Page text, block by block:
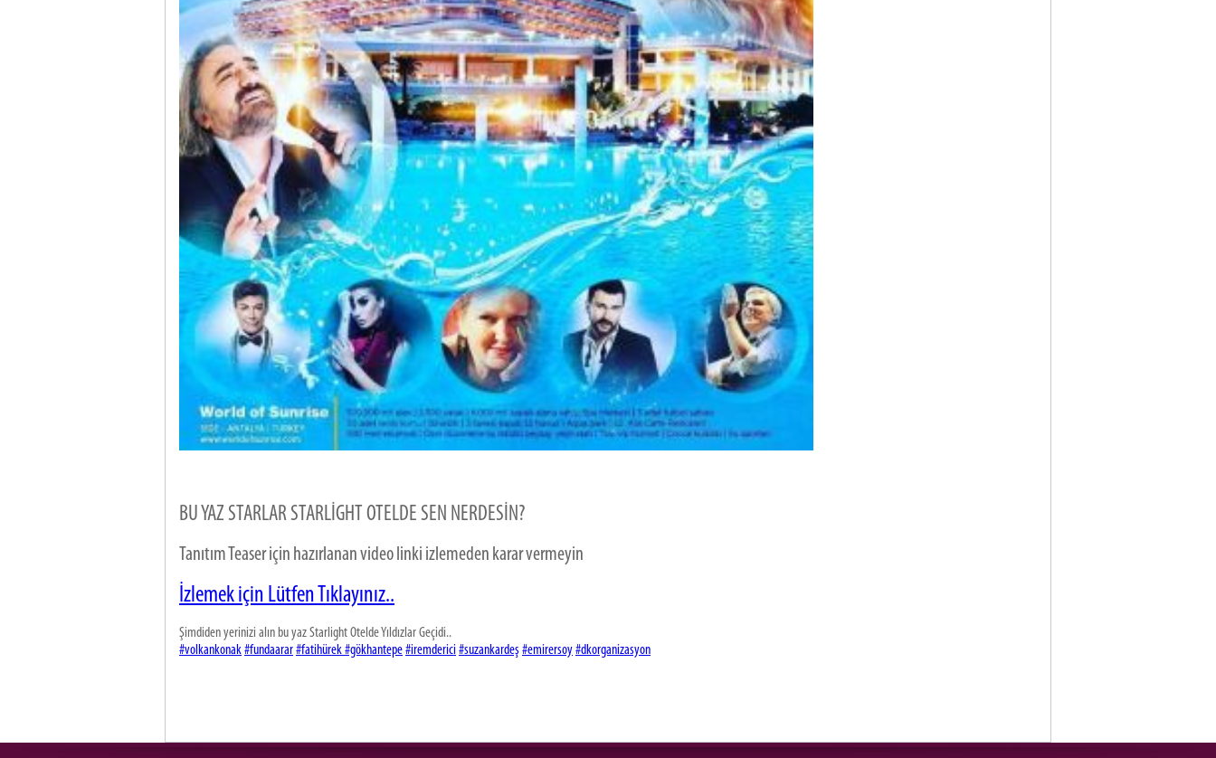
BU YAZ STARLAR STARLİGHT OTELDE SEN NERDESİN?
Tanıtım Teaser için hazırlanan video linki izlemeden karar vermeyin
İzlemek için Lütfen Tıklayınız..
Şimdiden yerinizi alın bu yaz Starlight Otelde Yıldızlar Geçidi..
‪#‎volkankonak‬‪#‎fundaarar‬‪#fatihürek #‎gökhantepe‬‪#‎iremderici‬ ‪#‎suzankardeş‬‪#‎emirersoy‬‪#‎dkorganizasyon‬